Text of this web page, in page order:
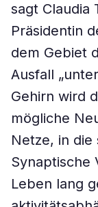
sagt Claudia
Präsidentin
dem Gebiet
Ausfall
Gehirn wird
mögliche
Netze, in die
Synaptische
Leben lang